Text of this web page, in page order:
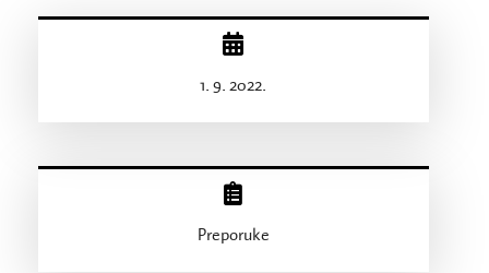
1. 9. 2022.
Preporuke